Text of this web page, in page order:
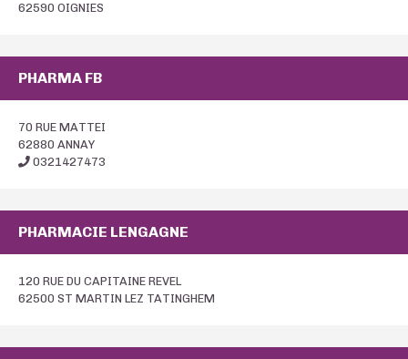
62590 OIGNIES
PHARMA FB
70 RUE MATTEI
62880 ANNAY
0321427473
PHARMACIE LENGAGNE
120 RUE DU CAPITAINE REVEL
62500 ST MARTIN LEZ TATINGHEM